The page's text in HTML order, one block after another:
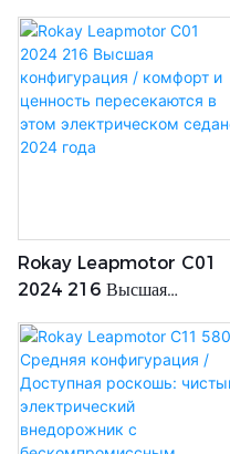
Rokay Leapmotor C01
2024 216 Высшая
Ценность Пересекаются В
Этом Электрическом Седане
2024 Года